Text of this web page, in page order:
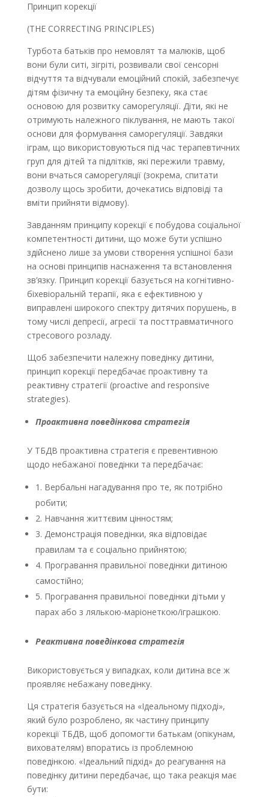
Принцип корекції
(THE CORRECTING PRINCIPLES)
Турбота батьків про немовлят та малюків, щоб
вони були ситі, зігріті, розвивали свої сенсорні
відчуття та відчували емоційний спокій, забезпечує
дітям фізичну та емоційну безпеку, яка стає
основою для розвитку саморегуляції. Діти, які не
отримують належного піклування, не мають такої
основи для формування саморегуляції. Завдяки
іграм, що використовуються під час терапевтичних
груп для дітей та підлітків, які пережили травму,
вони вчаться саморегуляції (зокрема, спитати
дозволу щось зробити, дочекатись відповіді та
вміти прийняти відмову).
Завданням принципу корекції є побудова соціальної
компетентності дитини, що може бути успішно
здійснено лише за умови створення успішної бази
на основі принципів наснаження та встановлення
зв’язку. Принцип корекції базується на когнітивно-
біхевіоральній терапії, яка є ефективною у
виправлені широкого спектру дитячих порушень, в
тому числі депресії, агресії та посттравматичного
стресового розладу.
Щоб забезпечити належну поведінку дитини,
принцип корекції передбачає проактивну та
реактивну стратегії (proactive and responsive
strategies).
Проактивна поведінкова стратегія
У ТБДВ проактивна стратегія є превентивною
щодо небажаної поведінки та передбачає:
1. Вербальні нагадування про те, як потрібно
робити;
2. Навчання життєвим цінностям;
3. Демонстрація поведінки, яка відповідає
правилам та є соціально прийнятою;
4. Програвання правильної поведінки дитиною
самостійно;
5. Програвання правильної поведінки дітьми у
парах або з лялькою-маріонеткою/іграшкою.
Реактивна поведінкова стратегія
Використовується у випадках, коли дитина все ж
проявляє небажану поведінку.
Ця стратегія базується на «Ідеальному підході»,
який було розроблено, як частину принципу
корекції ТБДВ, щоб допомогти батькам (опікунам,
вихователям) впоратись із проблемною
поведінкою. «Ідеальний підхід» до реагування на
поведінку дитини передбачає, що така реакція має
бути: